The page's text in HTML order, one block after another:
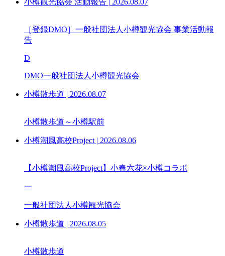
［登録DMO］一般社団法人小樽観光協会 事業活動報
告
D
DMO一般社団法人小樽観光協会
小樽散歩道 | 2026.08.07
小樽散歩道～小樽駅前
小樽潮風高校Project | 2026.08.06
【小樽潮風高校Project】小春六花×小樽コラボ
一
一般社団法人小樽観光協会
小樽散歩道 | 2026.08.05
小樽散歩道